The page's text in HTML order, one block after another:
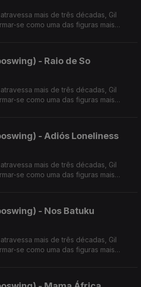
mais de três décadas, Gil
se como uma das figuras mais
- Raio de So
mais de três décadas, Gil
se como uma das figuras mais
- Adiós Loneliness
mais de três décadas, Gil
se como uma das figuras mais
- Nos Batuku
mais de três décadas, Gil
se como uma das figuras mais